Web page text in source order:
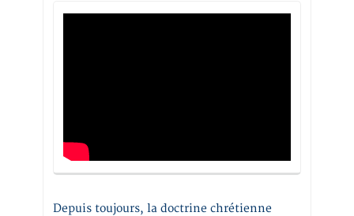
Depuis toujours, la doctrine chrétienne